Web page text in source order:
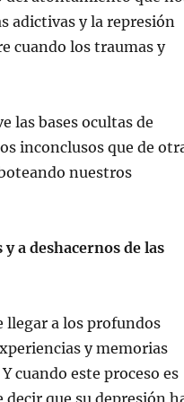
adictivas y la represión
cuando los traumas y
las bases ocultas de
inconclusos que de
nuestros
a deshacernos de las
llegar a los profundos
y memorias
cuando este proceso es
que su depresión